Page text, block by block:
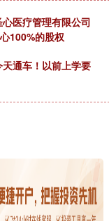
医疗管理有限公司
100%的股权
通车！以前上学要